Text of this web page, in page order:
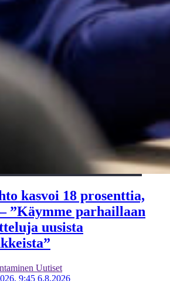
kasvoi 18 prosenttia,
”Käymme parhaillaan
uusista
Uutiset
9:45 6.8.2026